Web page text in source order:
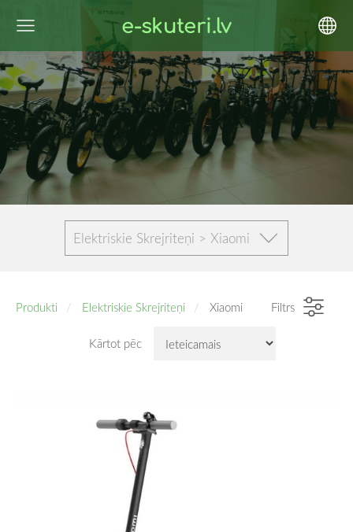
e-skuteri.lv
Elektriskie Skrejriteņi > Xiaomi
Produkti Elektriskie Skrejriteņi Xiaomi Filtrs
Kārtot pēc